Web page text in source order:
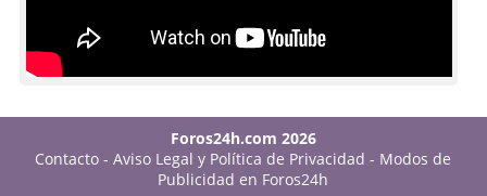
Foros24h.com 2026
Contacto -Aviso Legal y Política de Privacidad - Modos de
Publicidad en Foros24h